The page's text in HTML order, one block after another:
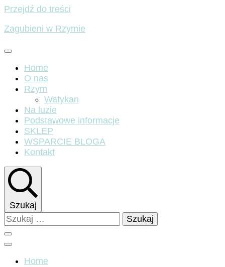
Przejdź do treści
Zagubieni w Rzymie
Home
O nas
Rzym
Watykan
Na luzie
Podstawowe informacje
SKLEP
WSPARCIE BLOGA
Kontakt
Szukaj
Szukaj:
Home